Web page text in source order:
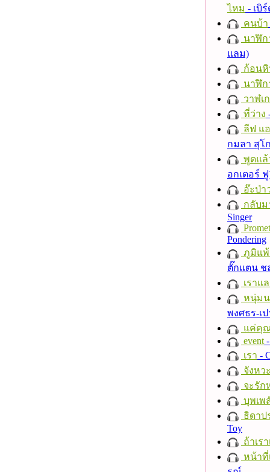
ไหม - เบิ
คนบ้า
นาฬิก
แลม)
ก้อน
นาฬิก
วาฬเ
ที่ว่าง
ลีฟ แอ
กมลา สุโ
พูดแล้
อกเตอร์
อ๊ะป่า
กลับม
Singer
Pondering
ภูมิแพ้
ตั๊กแตน ช
เราแ
หนุ่มน
พงศธร-เ
แค่คุ
event
เรา -
จังหว
จะรัก
บุพเพ
ธิดาป
Toy
ถ้าเร
หน้าที่